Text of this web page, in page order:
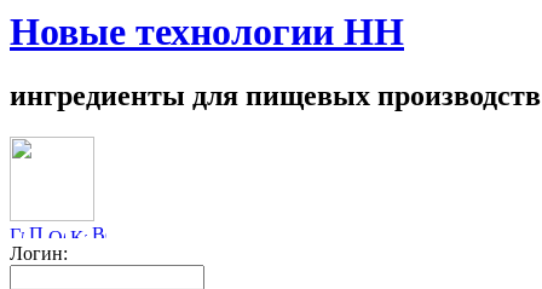
Новые технологии НН
ингредиенты для пищевых производств
Логин: